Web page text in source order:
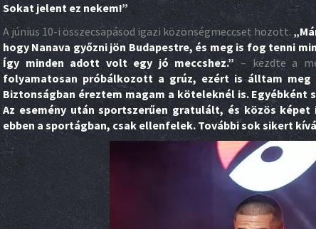
Sokat jelent ez nekem!”
A június 10-i összecsapásod igazi közönségmeccset hozott.
hogy Nanava győzni jön Budapestre, és meg is fog tenni
Így minden adott volt egy jó meccshez.”– kezdte a
folyamatosan próbálkozott a grúz, ezért is álltam
Biztonságban éreztem magam a köteleknél is. Egyébként
Az esemény után sportszerűen gratulált, és közös
ebben a sportágban, csak ellenfelek. További sok sikert